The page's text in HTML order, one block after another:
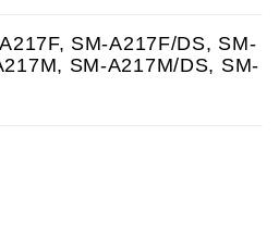
SM-A217F/DS, SM-
SM-A217M/DS, SM-